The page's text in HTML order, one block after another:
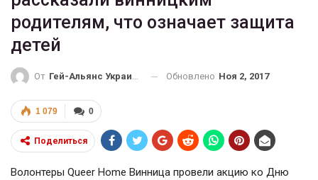
родителям, что означает защита
детей
От Гей-Альянс Украина Обновлено Ноя 2, 2017
0
1 079
Поделиться
Волонтеры Queer Home Винница провели акцию ко Дню